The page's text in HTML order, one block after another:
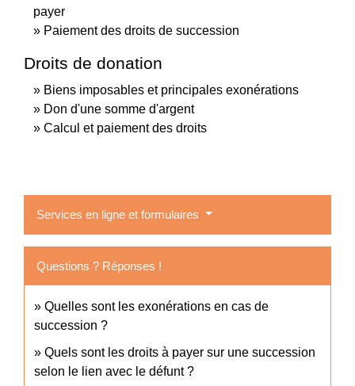
payer
Paiement des droits de succession
Droits de donation
Biens imposables et principales exonérations
Don d'une somme d'argent
Calcul et paiement des droits
Services en ligne et formulaires
Questions ? Réponses !
Quelles sont les exonérations en cas de
succession ?
Quels sont les droits à payer sur une succession
selon le lien avec le défunt ?